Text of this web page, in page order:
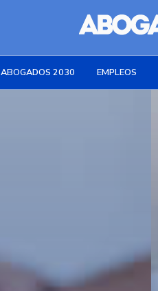
ABOGADOS 2030 EMPLEOS